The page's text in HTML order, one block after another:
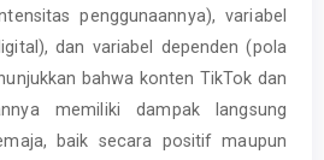
penggunaannya), variabel
dan variabel dependen (pola
bahwa konten TikTok dan
memiliki dampak langsung
baik secara positif maupun